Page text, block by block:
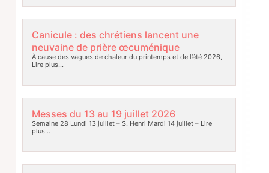
Canicule : des chrétiens lancent une
neuvaine de prière œcuménique
À cause des vagues de chaleur du printemps et de l’été 2026,
Lire plus…
Messes du 13 au 19 juillet 2026
Semaine 28 Lundi 13 juillet – S. Henri Mardi 14 juillet –Lire
plus…